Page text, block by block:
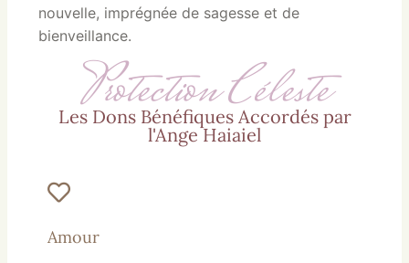
nouvelle, imprégnée de sagesse et de
bienveillance.
Protection Céleste
Les Dons Bénéfiques Accordés par
l'Ange Haiaiel
Amour